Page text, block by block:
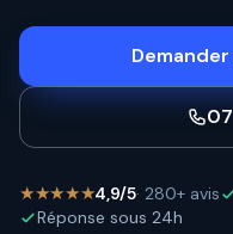
★★★★★4,9/5· 280+ avis
Réponse sous 24h